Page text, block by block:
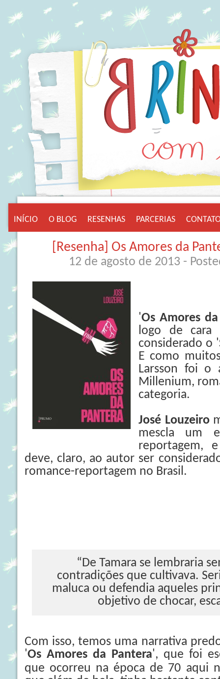
INÍCIO O BLOG RESENHAS PARCERIAS
[Resenha] Os Amores da
12 de agosto de 2013 -
'Os Amores
logo de
considerado o '
E como
Larsson foi o
Millenium,
categoria.
José Louzeiro
mescla um
reportagem,
deve, claro, ao autor ser
romance-reportagem no Brasil.
“De Tamara se lembraria
contradições que cultivava.
maluca ou defendia aqueles
objetivo de chocar,
Com isso, temos uma narrativa
'Os Amores da Pantera', que foi
que ocorreu na época de 70 aqui